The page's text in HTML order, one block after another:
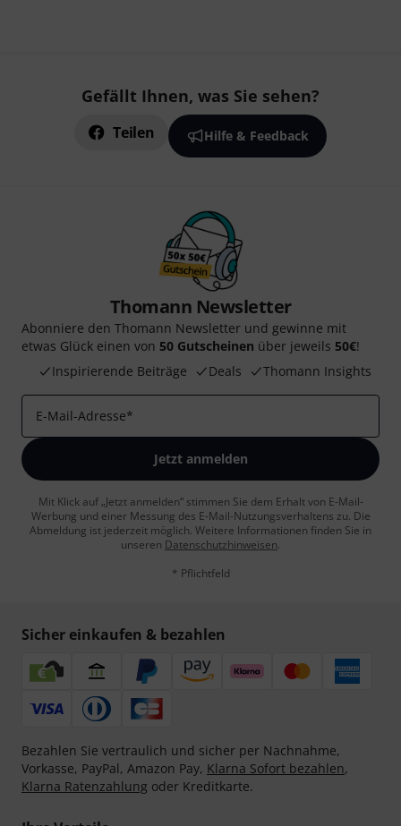
Gefällt Ihnen, was Sie sehen?
Teilen Hilfe & Feedback
Thomann Newsletter
Abonniere den Thomann Newsletter und gewinne mit
etwas Glück einen von 50 Gutscheinen über jeweils 50€!
Inspirierende Beiträge
Deals Thomann Insights
E-Mail-Adresse*
Jetzt anmelden
Mit Klick auf „Jetzt anmelden“ stimmen Sie dem Erhalt von E-Mail-
Werbung und einer Messung des E-Mail-Nutzungsverhaltens zu. Die
Abmeldung ist jederzeit möglich. Weitere Informationen finden Sie in
unseren Datenschutzhinweisen.
* Pflichtfeld
Sicher einkaufen & bezahlen
Bezahlen Sie vertraulich und sicher per Nachnahme,
Vorkasse, PayPal, Amazon Pay, Klarna Sofort bezahlen,
Klarna Ratenzahlung oder Kreditkarte.